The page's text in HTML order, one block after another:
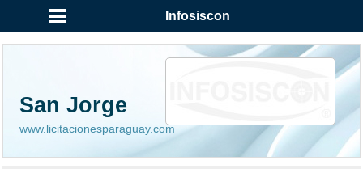
Infosiscon
San Jorge
www.licitacionesparaguay.com